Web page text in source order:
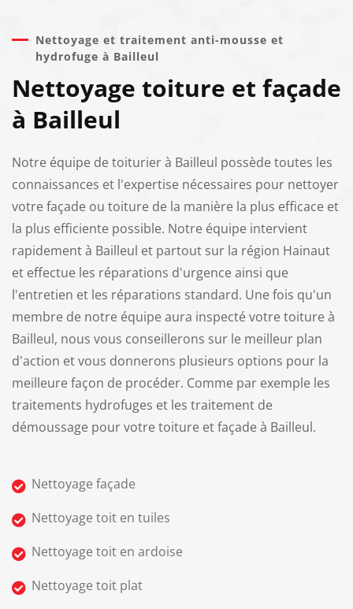
Nettoyage et traitement anti-mousse et
hydrofuge à Bailleul
Nettoyage toiture et façade
à Bailleul
Notre équipe de toiturier à Bailleul possède toutes les
connaissances et l'expertise nécessaires pour nettoyer
votre façade ou toiture de la manière la plus efficace et
la plus efficiente possible. Notre équipe intervient
rapidement à Bailleul et partout sur la région Hainaut
et effectue les réparations d'urgence ainsi que
l'entretien et les réparations standard. Une fois qu'un
membre de notre équipe aura inspecté votre toiture à
Bailleul, nous vous conseillerons sur le meilleur plan
d'action et vous donnerons plusieurs options pour la
meilleure façon de procéder. Comme par exemple les
traitements hydrofuges et les traitement de
démoussage pour votre toiture et façade à Bailleul.
Nettoyage façade
Nettoyage toit en tuiles
Nettoyage toit en ardoise
Nettoyage toit plat